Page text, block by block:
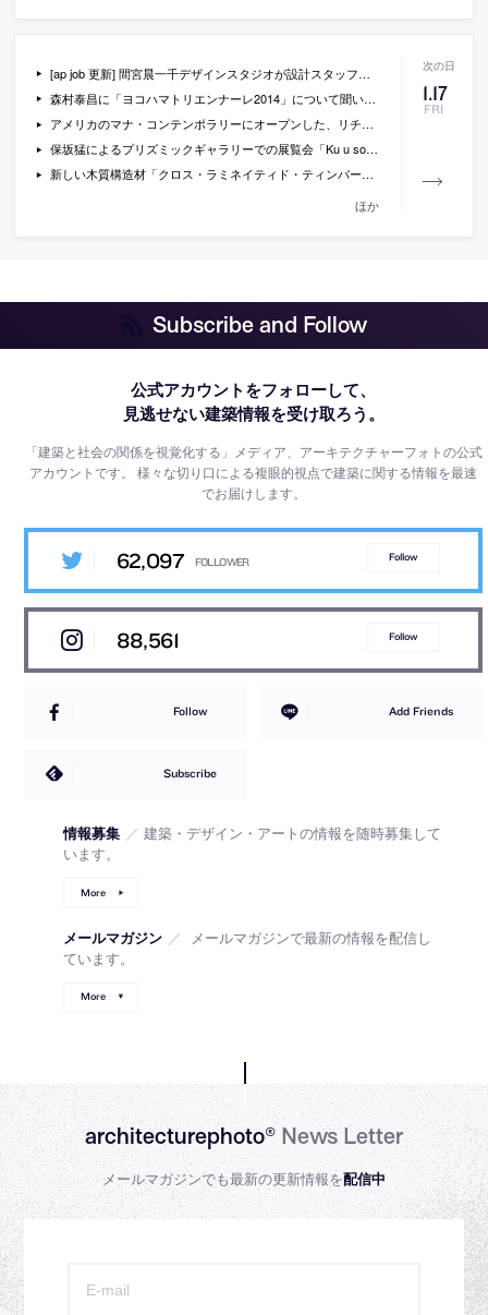
1.17
FRI
[ap job 更新] 間宮晨一千デザインスタジオが設計スタッフ・オープンデスクを募集中
森村泰昌に「ヨコハマトリエンナーレ2014」について聞いているインタビュー
アメリカのマナ・コンテンポラリーにオープンした、リチャード・マイヤーの模型博物館の写真
保坂猛によるプリズミックギャラリーでの展覧会「Ku u so u」の会場写真
新しい木質構造材「クロス・ラミネイティド・ティンバー」を使用した高知の社員寮のレポート記事
ほか
Subscribe and Follow
公式アカウントをフォローして、
見逃せない建築情報を受け取ろう。
「建築と社会の関係を視覚化する」メディア、アーキテクチャーフォトの公式
アカウントです。様々な切り口による複眼的視点で建築に関する情報を最速
でお届けします。
62,097 Follow
88,561 Follow
Follow Add Friends
Subscribe
情報募集 ／ 建築・デザイン・アートの情報を随時募集して
います。
More
メールマガジン ／
メールマガジンで最新の情報を配信し
ています。
More
architecturephoto®News Letter
メールマガジンでも最新の更新情報を配信中